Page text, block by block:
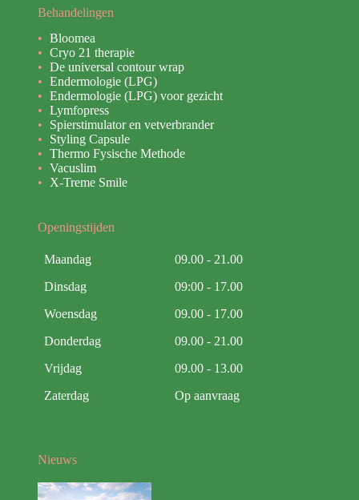
Behandelingen
Bloomea
Cryo 21 therapie
De universal contour wrap
Endermologie (LPG)
Endermologie (LPG) voor gezicht
Lymfopress
Spierstimulator en vetverbrander
Styling Capsule
Thermo Fysische Methode
Vacuslim
X-Treme Smile
Openingstijden
Maandag
09.00 - 21.00
Dinsdag
09:00 - 17.00
Woensdag
09.00 - 17.00
Donderdag
09.00 - 21.00
Vrijdag
09.00 - 13.00
Zaterdag
Op aanvraag
Nieuws